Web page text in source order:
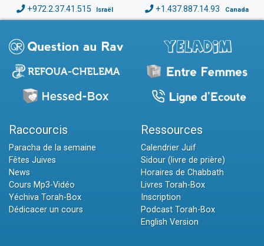
+972.2.37.41.515 Israël +1.437.887.14.93 Canada
Raccourcis
Paracha de la semaine
Fêtes Juives
News
Cours Mp3-Vidéo
Yéchiva Torah-Box
Dédicacer un cours
Ressources
Calendrier Juif
Sidour (livre de prière)
Horaires de Chabbath
Livres Torah-Box
Inscription
Podcast Torah-Box
English Version